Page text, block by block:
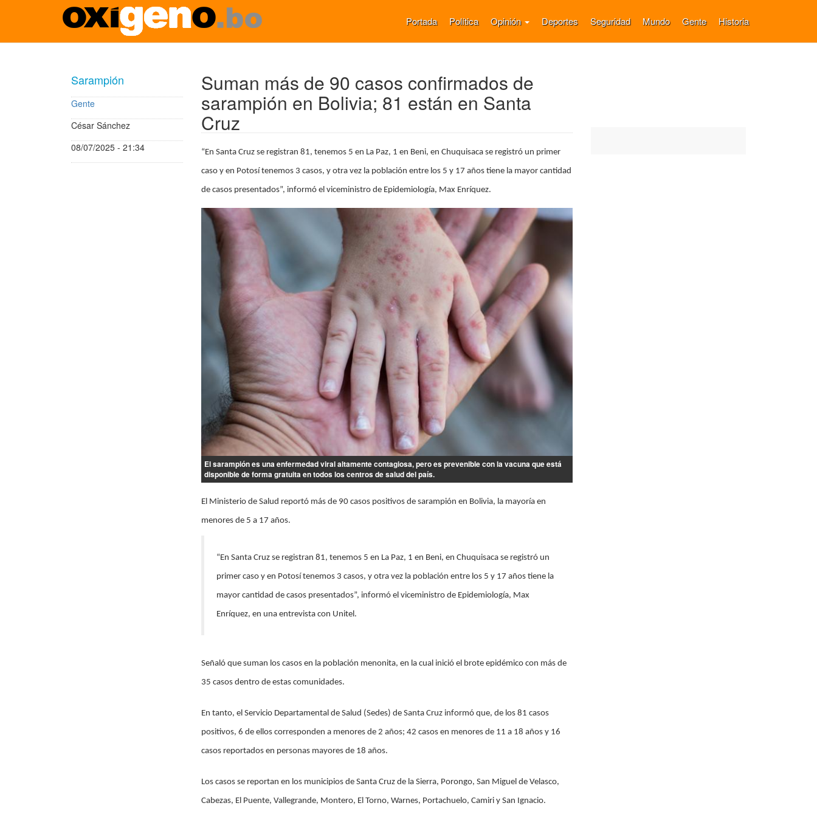
Pasar
Portada Política Opinión Deportes Seguridad Mundo Gente Historia
Sarampión
Gente
César Sánchez
08/07/2025 - 21:34
Suman más de 90 casos confirmados de
sarampión en Bolivia; 81 están en Santa
Cruz
“En Santa Cruz se registran 81, tenemos 5 en La Paz, 1 en Beni, en Chuquisaca se registró un primer
caso y en Potosí tenemos 3 casos, y otra vez la población entre los 5 y 17 años tiene la mayor cantidad
de casos presentados”, informó el viceministro de Epidemiología, Max Enríquez.
El sarampión es una enfermedad viral altamente contagiosa, pero es prevenible con la vacuna que está
disponible de forma gratuita en todos los centros de salud del país.
El Ministerio de Salud reportó más de 90 casos positivos de sarampión en Bolivia, la mayoría en
menores de 5 a 17 años.
“En Santa Cruz se registran 81, tenemos 5 en La Paz, 1 en Beni, en Chuquisaca se registró un
primer caso y en Potosí tenemos 3 casos, y otra vez la población entre los 5 y 17 años tiene la
mayor cantidad de casos presentados”, informó el viceministro de Epidemiología, Max
Enríquez, en una entrevista con Unitel.
Señaló que suman los casos en la población menonita, en la cual inició el brote epidémico con más de
35 casos dentro de estas comunidades.
En tanto, el Servicio Departamental de Salud (Sedes) de Santa Cruz informó que, de los 81 casos
positivos, 6 de ellos corresponden a menores de 2 años; 42 casos en menores de 11 a 18 años y 16
casos reportados en personas mayores de 18 años.
Los casos se reportan en los municipios de Santa Cruz de la Sierra, Porongo, San Miguel de Velasco,
Cabezas, El Puente, Vallegrande, Montero, El Torno, Warnes, Portachuelo, Camiri y San Ignacio.